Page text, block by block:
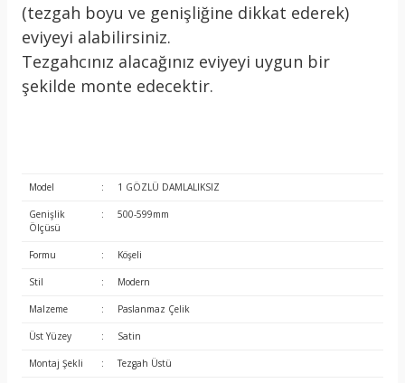
(tezgah boyu ve genişliğine dikkat ederek)
eviyeyi alabilirsiniz.
Tezgahcınız alacağınız eviyeyi uygun bir
şekilde monte edecektir.
Model : 1 GÖZLÜ DAMLALIKSIZ
Genişlik
Ölçüsü
: 500-599mm
Formu : Köşeli
Stil : Modern
Malzeme : Paslanmaz Çelik
Üst Yüzey : Satin
Montaj Şekli : Tezgah Üstü